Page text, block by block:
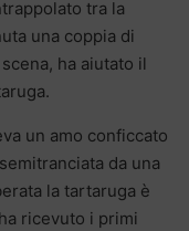
tra la
una coppia di
ha aiutato il
un amo conficcato
da una
la tartaruga è
ricevuto i primi